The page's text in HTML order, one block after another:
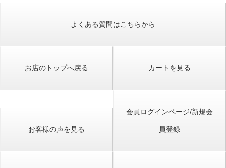
よくある質問はこちらから
お店のトップへ戻る カートを見る
お客様の声を見る
会員ログインページ/新規会
員登録